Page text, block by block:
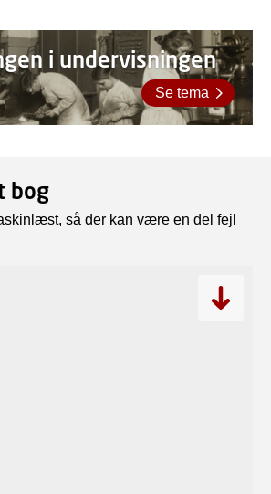
i undervisningen
Se tema
bog
så der kan være en del fejl